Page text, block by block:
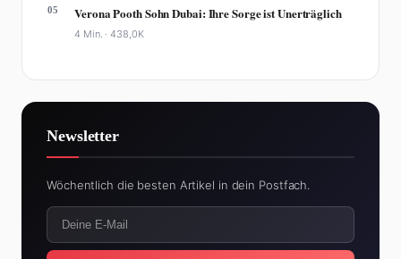
05 Verona Pooth Sohn Dubai: Ihre Sorge ist Unerträglich
4 Min. ·438,0K
Newsletter
Wöchentlich die besten Artikel in dein Postfach.